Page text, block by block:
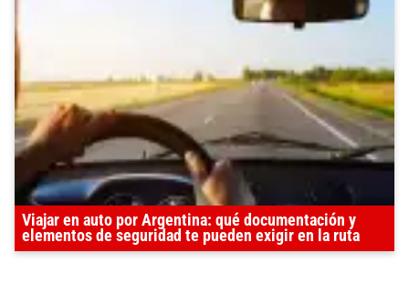
Viajar en auto por Argentina: qué documentación y
elementos de seguridad te pueden exigir en la ruta